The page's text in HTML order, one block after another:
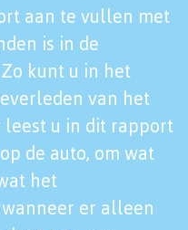
aan te vullen met
is in de
kunt u in het
van het
u in dit rapport
de auto, om wat
het
er alleen